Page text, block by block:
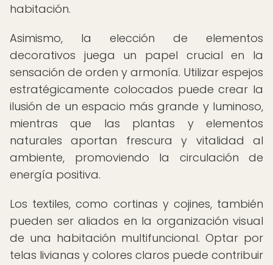
habitación.
Asimismo, la elección de elementos
decorativos juega un papel crucial en la
sensación de orden y armonía. Utilizar espejos
estratégicamente colocados puede crear la
ilusión de un espacio más grande y luminoso,
mientras que las plantas y elementos
naturales aportan frescura y vitalidad al
ambiente, promoviendo la circulación de
energía positiva.
Los textiles, como cortinas y cojines, también
pueden ser aliados en la organización visual
de una habitación multifuncional. Optar por
telas livianas y colores claros puede contribuir